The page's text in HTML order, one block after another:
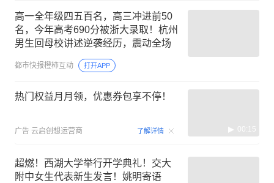
高一全年级四五百名，高三冲进前50
名，今年高考690分被浙大录取！杭州
男生回母校讲述逆袭经历，震动全场
都市快报橙柿互动 打开APP
热门权益月月领，优惠券包享不停！
广告 云启创想运营商 了解详情 00:15
超燃！西湖大学举行开学典礼！交大
附中女生代表新生发言！姚明寄语